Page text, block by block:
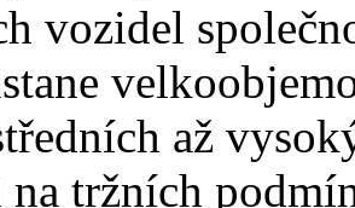
vozidel
až
na tržních